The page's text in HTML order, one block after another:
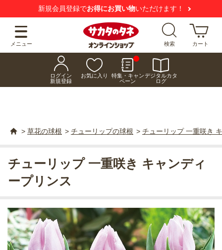
新規会員登録でお得にお買い物いただけます！
メニュー 検索 カート
ログイン
新規登録
お気に入り
特集・キャン
ペーン
デジタルカタ
ログ
> 草花の球根 > チューリップの球根 > チューリップ 一重咲き
チューリップ 一重咲き キャンディ
ープリンス